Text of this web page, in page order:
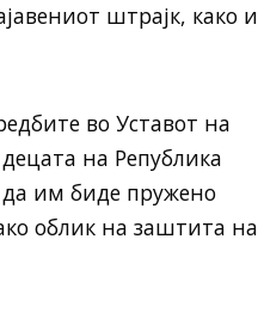
штрајк, како и
во Уставот на
на Република
да им биде пружено
облик на заштита на